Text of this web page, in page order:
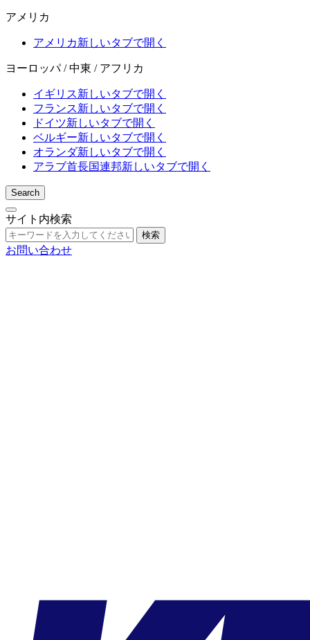
アメリカ
アメリカ新しいタブで開く
ヨーロッパ / 中東 / アフリカ
イギリス新しいタブで開く
フランス新しいタブで開く
ドイツ新しいタブで開く
ベルギー新しいタブで開く
オランダ新しいタブで開く
アラブ首長国連邦新しいタブで開く
Search
サイト内検索
検索
お問い合わせ